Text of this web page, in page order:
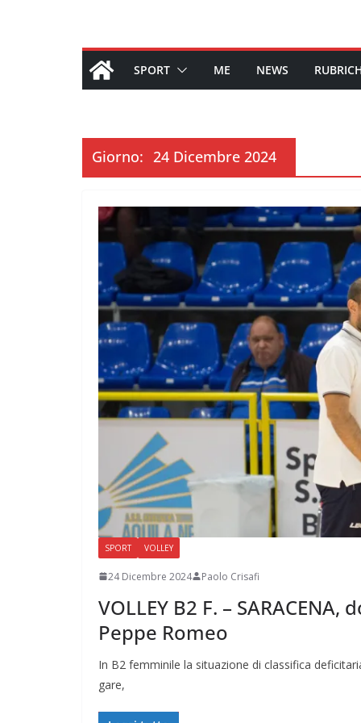
SPORT ME NEWS
Giorno: 24 Dicembre 2024
SPORT VOLLEY
24 Dicembre 2024 Paolo Crisafi
VOLLEY B2 F. –
Peppe Romeo
In B2 femminile la situazione di classifica
gare,